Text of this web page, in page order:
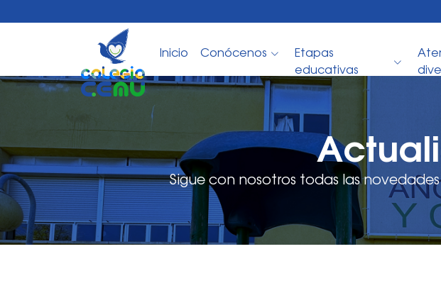
Inicio Conócenos
Etapas
educativas
Sigue con nosotros todas las